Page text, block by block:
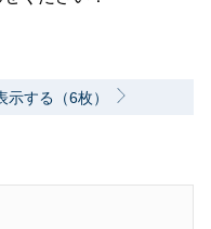
する（6枚）